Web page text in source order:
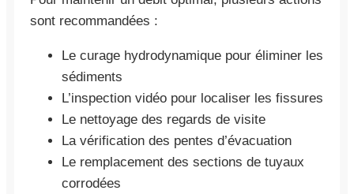
sont recommandées :
Le curage hydrodynamique pour éliminer les
sédiments
L’inspection vidéo pour localiser les fissures
Le nettoyage des regards de visite
La vérification des pentes d’évacuation
Le remplacement des sections de tuyaux
corrodées